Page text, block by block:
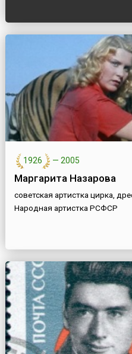
1926 — 2005
Маргарита Назарова
советская артистка цирка,
Народная артистка РСФСР